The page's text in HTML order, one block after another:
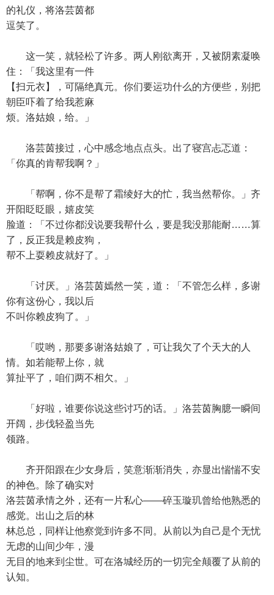
的礼仪，将洛芸茵都
逗笑了。
这一笑，就轻松了许多。两人刚欲离开，又被阴素凝唤
住：「我这里有一件
【扫元衣】，可隔绝真元。你们要运功什么的方便些，别把
朝臣吓着了给我惹麻
烦。洛姑娘，给。」
洛芸茵接过，心中感念地点点头。出了寝宫忐忑道：
「你真的肯帮我啊？」
「帮啊，你不是帮了霜绫好大的忙，我当然帮你。」齐
开阳眨眨眼，嬉皮笑
脸道：「不过你都没说要我帮什么，要是我没那能耐……算
了，反正我是赖皮狗，
帮不上耍赖皮就好了。」
「讨厌。」洛芸茵嫣然一笑，道：「不管怎么样，多谢
你有这份心，我以后
不叫你赖皮狗了。」
「哎哟，那要多谢洛姑娘了，可让我欠了个天大的人
情。如若能帮上你，就
算扯平了，咱们两不相欠。」
「好啦，谁要你说这些讨巧的话。」洛芸茵胸臆一瞬间
开阔，步伐轻盈当先
领路。
齐开阳跟在少女身后，笑意渐渐消失，亦显出惴惴不安
的神色。除了确实对
洛芸茵承情之外，还有一片私心——碎玉璇玑曾给他熟悉的
感觉。出山之后的林
林总总，同样让他察觉到许多不同。从前以为自己是个无忧
无虑的山间少年，漫
无目的地来到尘世。可在洛城经历的一切完全颠覆了从前的
认知。